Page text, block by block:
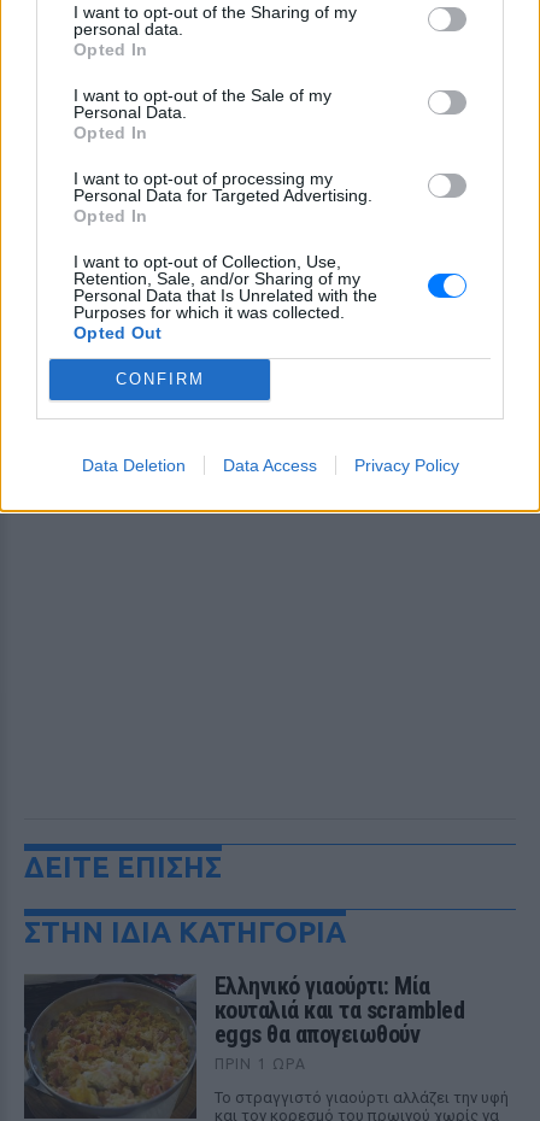
I want to opt-out of the Sharing of my
personal data.
Opted In
I want to opt-out of the Sale of my
Personal Data.
Opted In
I want to opt-out of processing my
Personal Data for Targeted Advertising.
Opted In
I want to opt-out of Collection, Use,
Retention, Sale, and/or Sharing of my
Personal Data that Is Unrelated with the
Purposes for which it was collected.
Opted Out
CONFIRM
Data Deletion Data Access Privacy Policy
και μάθετε πρώτοιτα πιο hot νέα
και ότι σου κάνει κλικ!
ΔΙΑΦΗΜΙΣΗ
ΔΕΙΤΕ ΕΠΙΣΗΣ
ΣΤΗΝ ΙΔΙΑ ΚΑΤΗΓΟΡΙΑ
Ελληνικό γιαούρτι: Μία
κουταλιά και τα scrambled
eggs θα απογειωθούν
ΠΡΙΝ 1 ΏΡΑ
Το στραγγιστό γιαούρτι αλλάζει την υφή
και τον κορεσμό του πρωινού χωρίς να